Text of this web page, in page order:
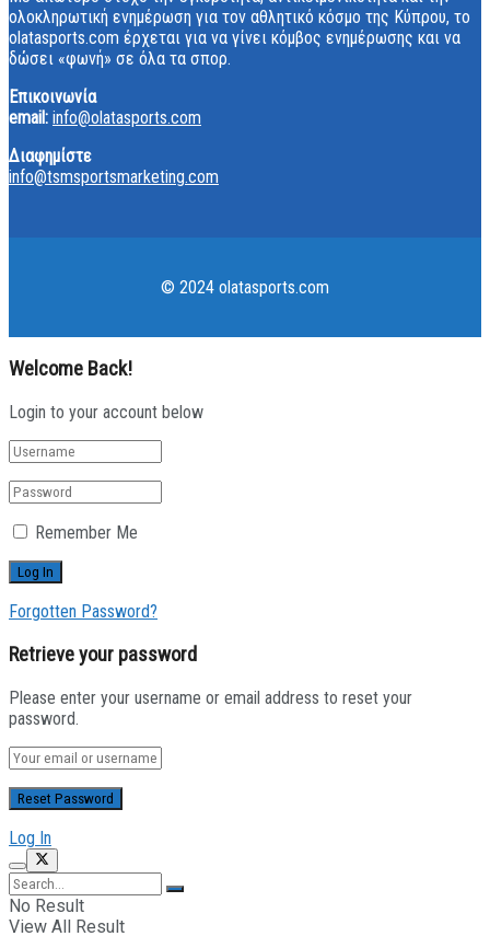
ολοκληρωτική ενημέρωση για τον αθλητικό κόσμο της Κύπρου, το
olatasports.com έρχεται για να γίνει κόμβος ενημέρωσης και να
δώσει «φωνή» σε όλα τα σπορ.
Επικοινωνία
email: info@olatasports.com
Διαφημίστε
info@tsmsportsmarketing.com
© 2024 olatasports.com
Welcome Back!
Login to your account below
Remember Me
Forgotten Password?
Retrieve your password
Please enter your username or email address to reset your
password.
Log In
No Result
View All Result